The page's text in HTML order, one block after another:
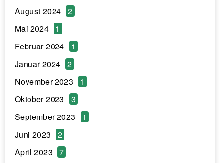
August 2024
2
Mai 2024
1
Februar 2024
1
Januar 2024
2
November 2023
1
Oktober 2023
3
September 2023
1
Juni 2023
2
April 2023
7